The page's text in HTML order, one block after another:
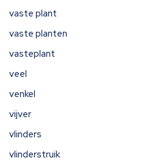
vaste plant
vaste planten
vasteplant
veel
venkel
vijver
vlinders
vlinderstruik